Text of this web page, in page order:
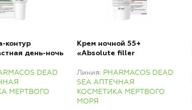
контур
день-ночь
DEAD
МЕРТВОГО
Крем ночной 55+
«Аbsolute filler
лица и шеи
Линия PHARMACOS DEAD
SEA АПТЕЧНАЯ
КОСМЕТИКА МЕРТВОГО
МОРЯ